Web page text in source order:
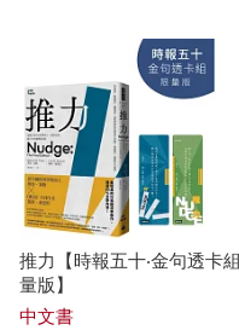
選
電子書(1)
作者 (可複選)
推力【時報五十‧金句透卡
量版】
中文書